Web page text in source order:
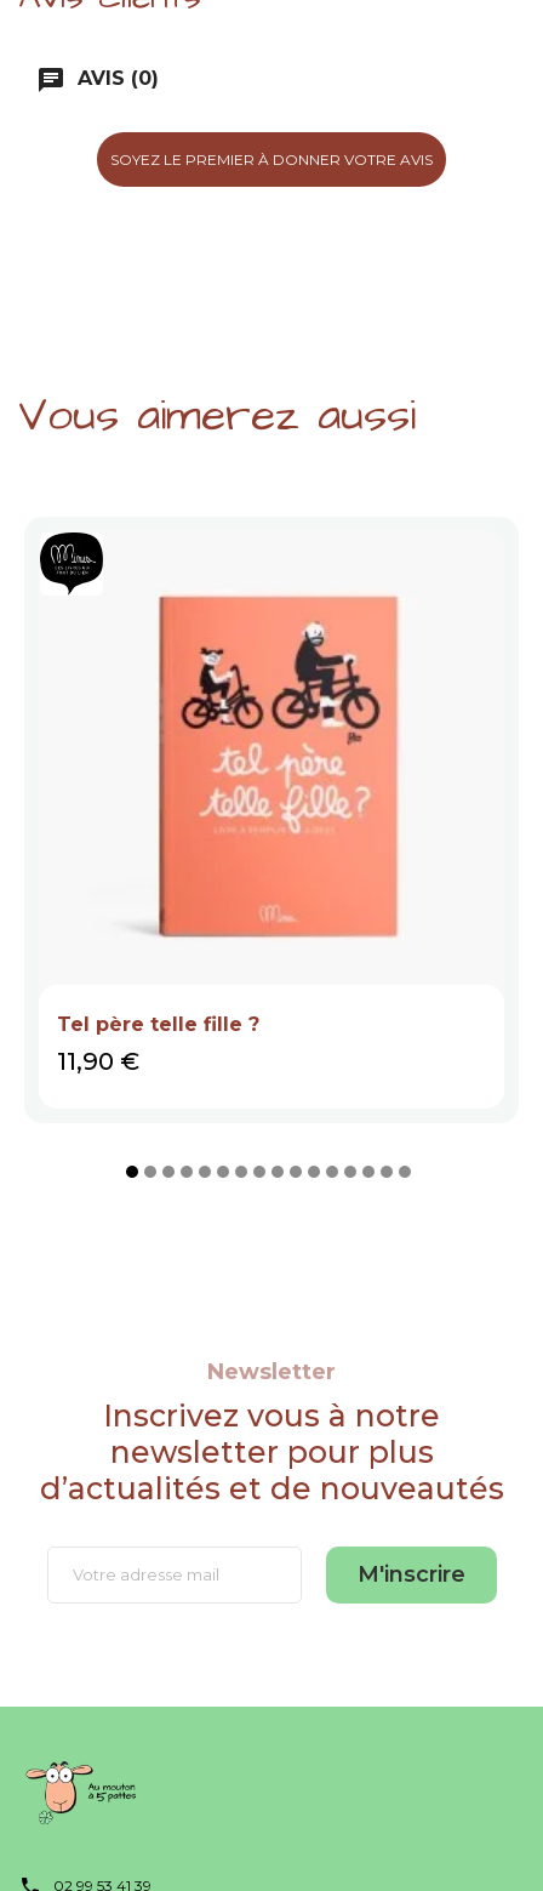
chat AVIS (0)
SOYEZ LE PREMIER À DONNER VOTRE AVIS
Vous aimerez aussi
Tel père telle fille ?
Prix
11,90 €
Newsletter
Inscrivez vous à notre
newsletter pour plus
d’actualités et de nouveautés
M'inscrire
02 99 53 41 39